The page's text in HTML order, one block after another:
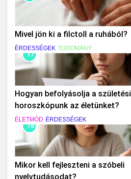
Mivel jön ki a filctoll a ruhából?
ÉRDESSÉGEK TUDOMÁNY
17
Hogyan befolyásolja a születési
horoszkópunk az életünket?
ÉLETMÓD ÉRDESSÉGEK
18
Mikor kell fejleszteni a szóbeli
nyelvtudásodat?